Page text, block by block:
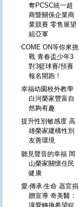
奪PCSC統一超
商暨關係企業商
業競賽 零售展望
組亞軍
COME ON等你來挑
戰 青春盃少年3
對3籃球賽/預賽
報名開跑！
幸福幼園校外教學
白河榮家豐富自
然夠有趣
提升性別敏感度 高
雄榮家建構性別
友善環境
聽見聲音的幸福 岡
山榮家關懷住民
健康
愛‧傳承‧生命 器官捐
贈宣導 奇美醫：
讓愛轉換希望綻